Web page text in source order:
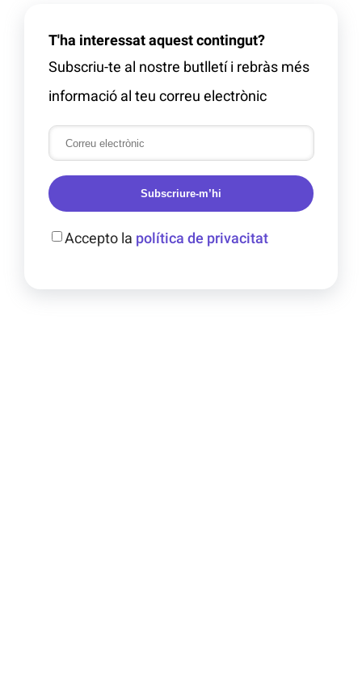
T'ha interessat aquest contingut?
Subscriu-te al nostre butlletí i rebràs més
informació al teu correu electrònic
Subscriure-m’hi
Accepto la política de privacitat